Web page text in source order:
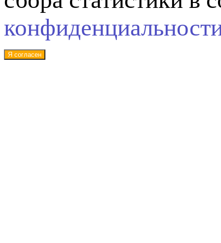
Я согласен